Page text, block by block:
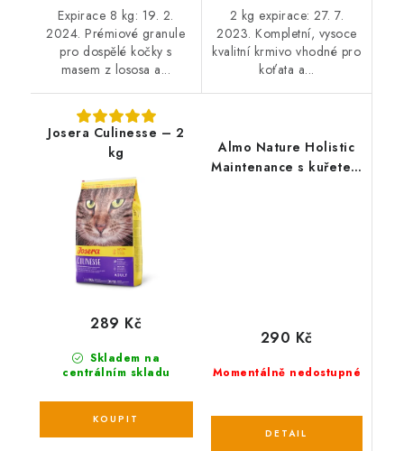
Expirace 8 kg: 19. 2.
2024. Prémiové granule
pro dospělé kočky s
masem z lososa a...
2 kg expirace: 27. 7.
2023. Kompletní, vysoce
kvalitní krmivo vhodné pro
koťata a...
Josera Culinesse – 2
kg
Skladem na
centrálním skladu
289 Kč
Almo Nature Holistic
Maintenance s kuřetem
Momentálně nedostupné
290 Kč